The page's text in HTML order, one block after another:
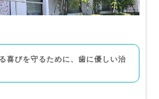
喜びを守るために、歯に優しい治